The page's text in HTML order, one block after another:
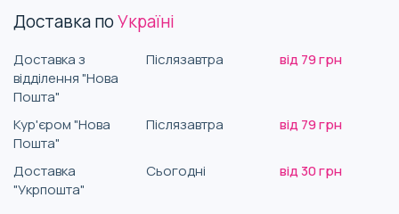
Доставка поУкраїні
Доставка з
відділення "Нова
Пошта"
Післязавтра від 79 грн
Кур'єром "Нова
Пошта"
Післязавтра від 79 грн
Доставка
"Укрпошта"
Сьогодні від 30 грн